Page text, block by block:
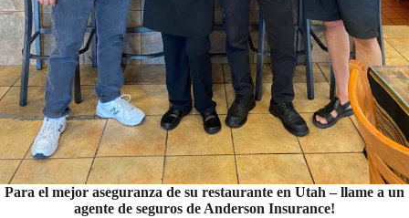
Para el mejor aseguranza de su restaurante en Utah – llame a un
agente de seguros de Anderson Insurance!